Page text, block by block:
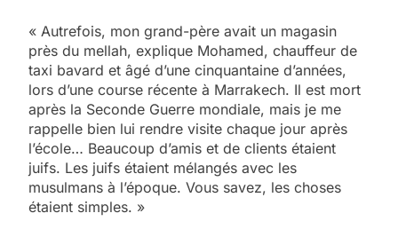
« Autrefois, mon grand-père avait un magasin
près du mellah, explique Mohamed, chauffeur de
taxi bavard et âgé d’une cinquantaine d’années,
lors d’une course récente à Marrakech. Il est mort
après la Seconde Guerre mondiale, mais je me
rappelle bien lui rendre visite chaque jour après
l’école… Beaucoup d’amis et de clients étaient
juifs. Les juifs étaient mélangés avec les
musulmans à l’époque. Vous savez, les choses
étaient simples. »